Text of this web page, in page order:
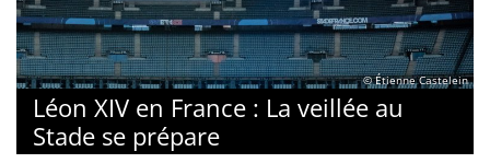
© Étienne Castelein
Léon XIV en France : La veillée au
Stade se prépare